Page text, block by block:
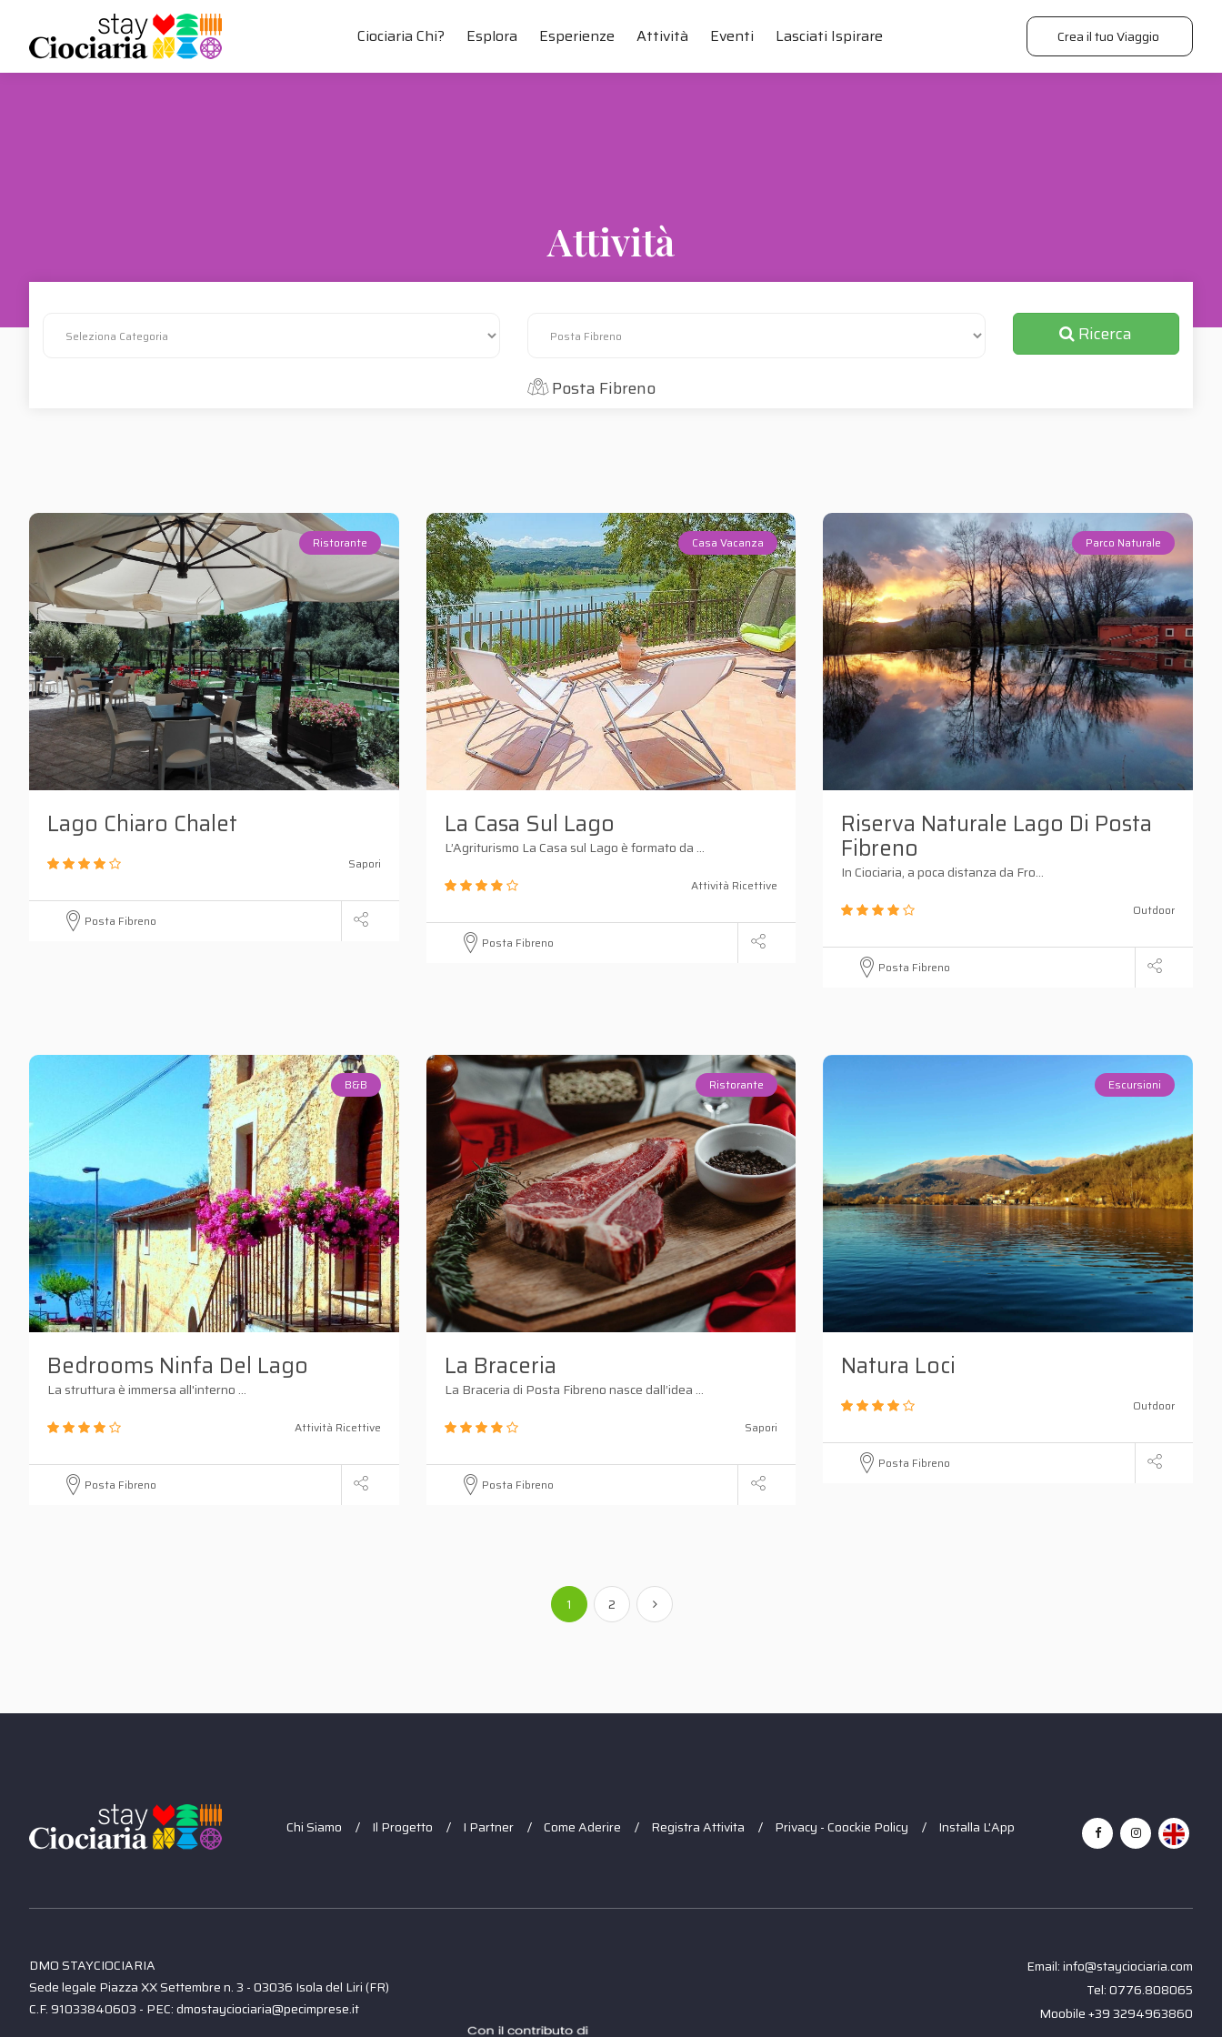
Crea il tuo Viaggio
Ciociaria Chi? Esplora Esperienze Attività Eventi Lasciati Ispirare
Attività
La Ciociaria più autentica in ogni nostra proposta
Tutti I Comuni Ricerca
Posta Fibreno
Ristorante
Lago Chiaro Chalet
Sapori
Posta Fibreno
Casa Vacanza
La Casa Sul Lago
L’Agriturismo La Casa sul Lago è formato da ...
Attività Ricettive
Posta Fibreno
Parco Naturale
Riserva Naturale Lago Di Posta
Fibreno
In Ciociaria, a poca distanza da Fro...
Outdoor
Posta Fibreno
B&B
Bedrooms Ninfa Del Lago
La struttura è immersa all'interno ...
Attività Ricettive
Posta Fibreno
Ristorante
La Braceria
La Braceria di Posta Fibreno nasce dall’idea ...
Sapori
Posta Fibreno
Escursioni
Natura Loci
Outdoor
Posta Fibreno
1 2
Chi Siamo Il Progetto I Partner Come Aderire Registra Attivita Privacy - Coockie Policy Installa L'App
DMO STAYCIOCIARIA
Sede legale Piazza XX Settembre n. 3 - 03036 Isola del Liri (FR)
C.F. 91033840603 - PEC: dmostayciociaria@pecimprese.it
Email: info@stayciociaria.com
Tel: 0776.808065
Moobile +39 3294963860